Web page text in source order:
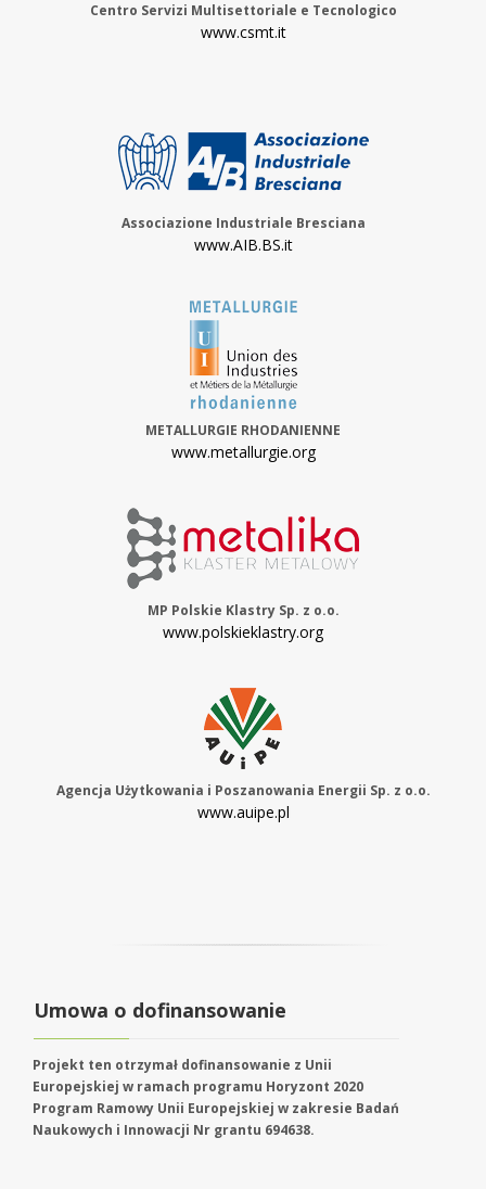
Centro Servizi Multisettoriale e Tecnologico
www.csmt.it
Associazione Industriale Bresciana
www.AIB.BS.it
METALLURGIE RHODANIENNE
www.metallurgie.org
MP Polskie Klastry Sp. z o.o.
www.polskieklastry.org
Agencja Użytkowania i Poszanowania Energii Sp. z o.o.
www.auipe.pl
Umowa o dofinansowanie
Projekt ten otrzymał dofinansowanie z Unii
Europejskiej w ramach programu Horyzont 2020
Program Ramowy Unii Europejskiej w zakresie Badań
Naukowych i Innowacji Nr grantu 694638.